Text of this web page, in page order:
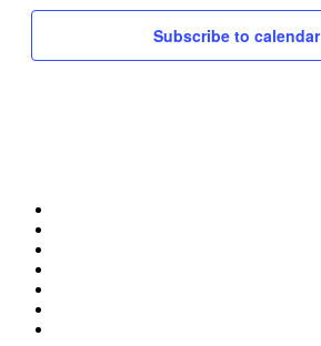
Subscribe to calendar